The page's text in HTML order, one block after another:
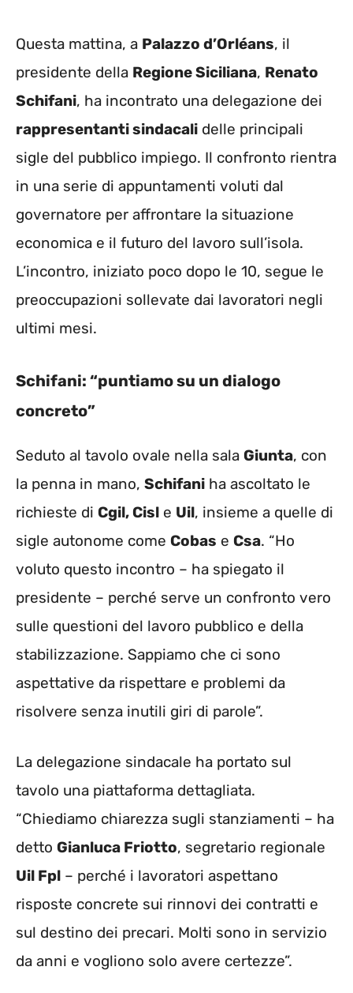
Questa mattina, a Palazzo d’Orléans, il
presidente della Regione Siciliana, Renato
Schifani, ha incontrato una delegazione dei
rappresentanti sindacali delle principali
sigle del pubblico impiego. Il confronto rientra
in una serie di appuntamenti voluti dal
governatore per affrontare la situazione
economica e il futuro del lavoro sull’isola.
L’incontro, iniziato poco dopo le 10, segue le
preoccupazioni sollevate dai lavoratori negli
ultimi mesi.
Schifani: “puntiamo su un dialogo
concreto”
Seduto al tavolo ovale nella sala Giunta, con
la penna in mano, Schifani ha ascoltato le
richieste di Cgil, Cisl e Uil, insieme a quelle di
sigle autonome come Cobas e Csa. “Ho
voluto questo incontro – ha spiegato il
presidente – perché serve un confronto vero
sulle questioni del lavoro pubblico e della
stabilizzazione. Sappiamo che ci sono
aspettative da rispettare e problemi da
risolvere senza inutili giri di parole”.
La delegazione sindacale ha portato sul
tavolo una piattaforma dettagliata.
“Chiediamo chiarezza sugli stanziamenti – ha
detto Gianluca Friotto, segretario regionale
Uil Fpl – perché i lavoratori aspettano
risposte concrete sui rinnovi dei contratti e
sul destino dei precari. Molti sono in servizio
da anni e vogliono solo avere certezze”.